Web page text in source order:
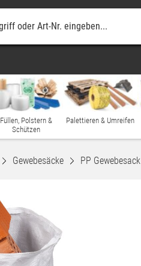
Füllen, Polstern &
Schützen
Palettieren & Umreifen
Gewebesäcke PP Gewebesack